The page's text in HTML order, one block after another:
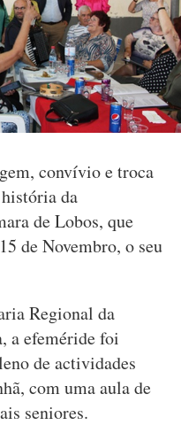
convívio e troca
da
de Lobos, que
de Novembro, o seu
Regional da
a efeméride foi
de actividades
com uma aula de
seniores.